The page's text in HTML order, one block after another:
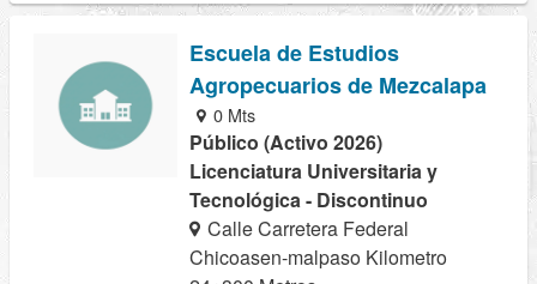
Escuela de Estudios
Agropecuarios de Mezcalapa
0 Mts
Público (Activo 2026)
Licenciatura Universitaria y
Tecnológica - Discontinuo
Calle Carretera Federal
Chicoasen-malpaso Kilometro